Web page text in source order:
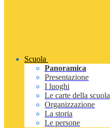
Scuola
Panoramica
Presentazione
I luoghi
Le carte della scuola
Organizzazione
La storia
Le persone